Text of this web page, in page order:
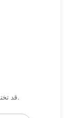
قد تختلف ساعات العمل هذه بسبب العطلات الرسمية.